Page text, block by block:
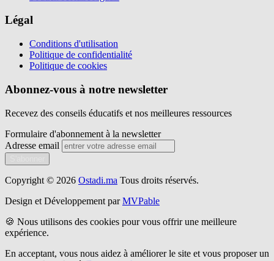
Légal
Conditions d'utilisation
Politique de confidentialité
Politique de cookies
Abonnez-vous à notre newsletter
Recevez des conseils éducatifs et nos meilleures ressources
Formulaire d'abonnement à la newsletter
Adresse email
Copyright © 2026 Ostadi.ma Tous droits réservés.
Design et Développement par MVPable
🍪 Nous utilisons des cookies pour vous offrir une meilleure
expérience.
En acceptant, vous nous aidez à améliorer le site et vous proposer un